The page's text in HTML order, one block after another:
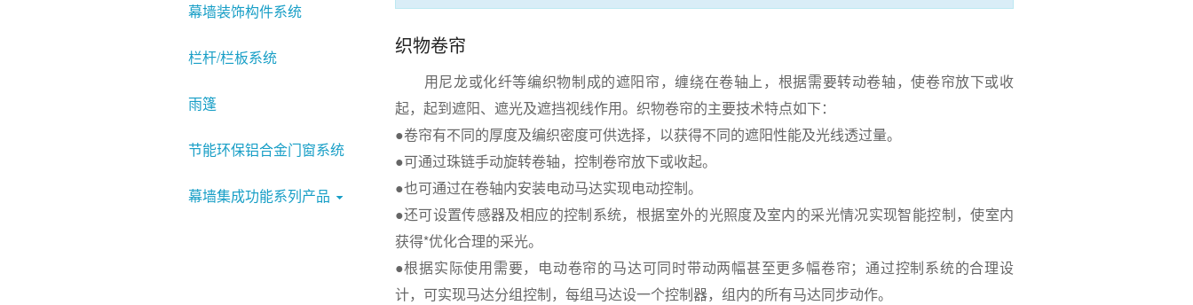
织物卷帘
用尼龙或化纤等编织物制成的遮阳帘，缠绕在卷轴上，根据需要转动卷轴，使卷帘放下或收
起，起到遮阳、遮光及遮挡视线作用。织物卷帘的主要技术特点如下：
●卷帘有不同的厚度及编织密度可供选择，以获得不同的遮阳性能及光线透过量。
●可通过珠链手动旋转卷轴，控制卷帘放下或收起。
●也可通过在卷轴内安装电动马达实现电动控制。
●还可设置传感器及相应的控制系统，根据室外的光照度及室内的采光情况实现智能控制，使室内
获得*优化合理的采光。
●根据实际使用需要，电动卷帘的马达可同时带动两幅甚至更多幅卷帘；通过控制系统的合理设
计，可实现马达分组控制，每组马达设一个控制器，组内的所有马达同步动作。
幕墙装饰构件系统
栏杆/栏板系统
雨篷
节能环保铝合金门窗系统
幕墙集成功能系列产品